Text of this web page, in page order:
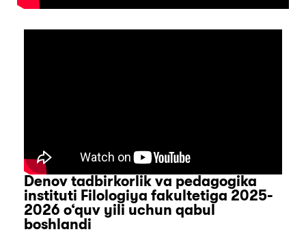
Denov tadbirkorlik va pedagogika
instituti Filologiya fakultetiga 2025-
2026 o‘quv yili uchun qabul
boshlandi